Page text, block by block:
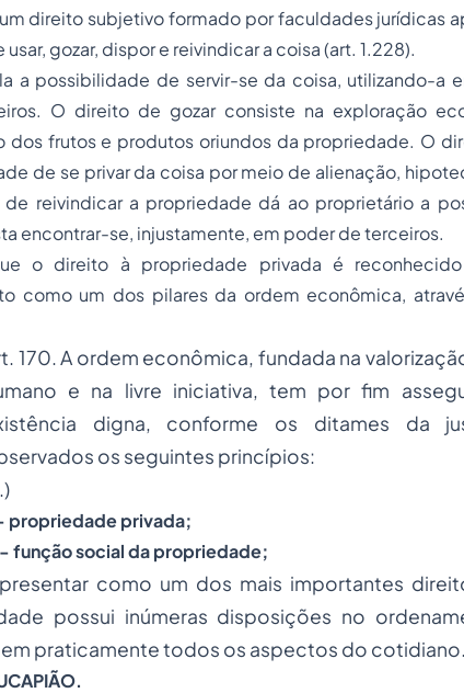
direito subjetivo formado por faculdades jurídicas
gozar, dispor e reivindicar a coisa (art. 1.228).
a possibilidade de servir-se da coisa, utilizando-a
O direito de gozar consiste na exploração
dos frutos e produtos oriundos da propriedade. O
de se privar da coisa por meio de alienação,
reivindicar a propriedade dá ao proprietário a
encontrar-se, injustamente, em poder de terceiros.
o direito à propriedade privada é
como um dos pilares da ordem econômica,
170. A ordem econômica, fundada na
e na livre iniciativa, tem por fim
digna, conforme os ditames da
os seguintes princípios:
propriedade privada;
- função social da propriedade;
como um dos mais importantes
possui inúmeras disposições no
praticamente todos os aspectos do cotidiano.